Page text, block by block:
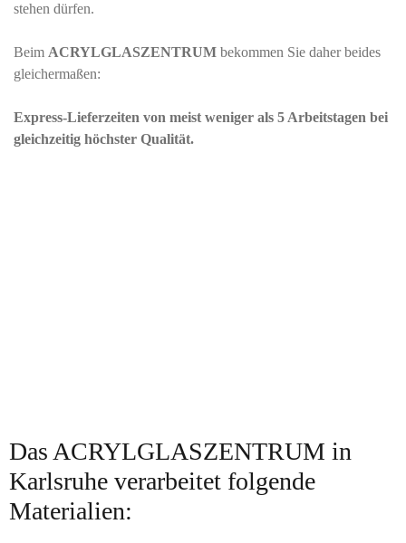
stehen dürfen.
Beim ACRYLGLASZENTRUM bekommen Sie daher beides
gleichermaßen:
Express-Lieferzeiten von meist weniger als 5 Arbeitstagen bei
gleichzeitig höchster Qualität.
Das ACRYLGLASZENTRUM in
Karlsruhe verarbeitet folgende
Materialien: